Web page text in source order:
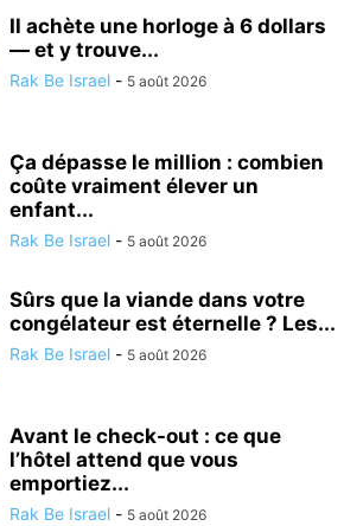
Il achète une horloge à 6 dollars
— et y trouve...
Rak Be Israel - 5 août 2026
Ça dépasse le million : combien
coûte vraiment élever un
enfant...
Rak Be Israel - 5 août 2026
Sûrs que la viande dans votre
congélateur est éternelle ? Les...
Rak Be Israel - 5 août 2026
Avant le check-out : ce que
l’hôtel attend que vous
emportiez...
Rak Be Israel - 5 août 2026